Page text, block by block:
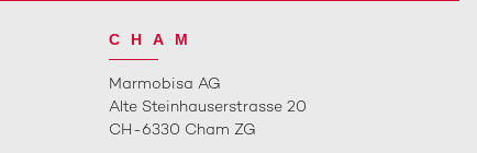
CHAM
Marmobisa AG
Alte Steinhauserstrasse 20
CH-6330 Cham ZG